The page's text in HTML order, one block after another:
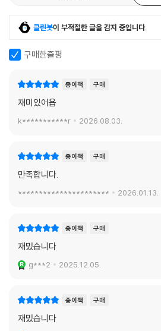
클린봇이 부적절한 글을 감지 중입니다.
구매한줄평
종이책 구매
재미있어욥
k***********r 2026.08.03.
종이책 구매
만족합니다.
********************** 2026.01.13.
종이책 구매
재밌습니다
g***2 2025.12.05.
종이책 구매
재밌습니다